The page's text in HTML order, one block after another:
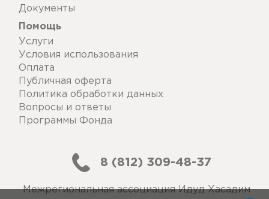
Документы
Помощь
Услуги
Условия использования
Оплата
Публичная оферта
Политика обработки данных
Вопросы и ответы
Программы Фонда
Межрегиональная ассоциация Идуд Хасадим
8 (812) 309-48-37